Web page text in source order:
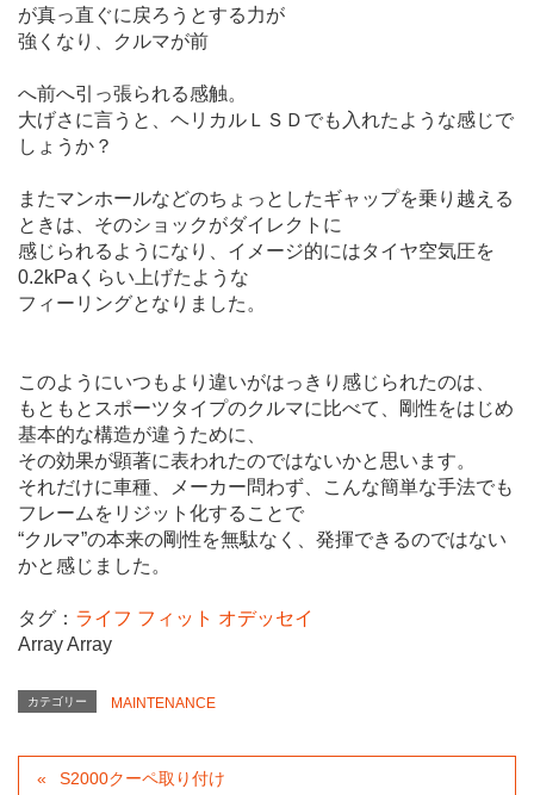
が真っ直ぐに戻ろうとする力が
強くなり、クルマが前
へ前へ引っ張られる感触。
大げさに言うと、ヘリカルＬＳＤでも入れたような感じで
しょうか？
またマンホールなどのちょっとしたギャップを乗り越える
ときは、そのショックがダイレクトに
感じられるようになり、イメージ的にはタイヤ空気圧を
0.2kPaくらい上げたような
フィーリングとなりました。
このようにいつもより違いがはっきり感じられたのは、
もともとスポーツタイプのクルマに比べて、剛性をはじめ
基本的な構造が違うために、
その効果が顕著に表われたのではないかと思います。
それだけに車種、メーカー問わず、こんな簡単な手法でも
フレームをリジット化することで
“クルマ”の本来の剛性を無駄なく、発揮できるのではない
かと感じました。
タグ： ライフ フィット オデッセイ
Array Array
カテゴリー MAINTENANCE
S2000クーペ取り付け